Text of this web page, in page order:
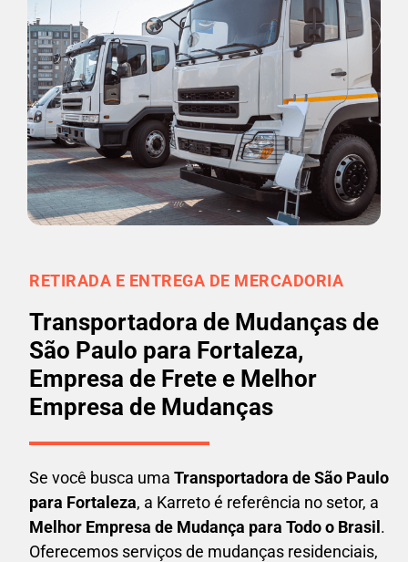
RETIRADA E ENTREGA DE MERCADORIA
Transportadora de Mudanças de
São Paulo para Fortaleza,
Empresa de Frete e Melhor
Empresa de Mudanças
Se você busca uma Transportadora de São Paulo
para Fortaleza, a Karreto é referência no setor, a
Melhor Empresa de Mudança para Todo o Brasil.
Oferecemos serviços de mudanças residenciais,